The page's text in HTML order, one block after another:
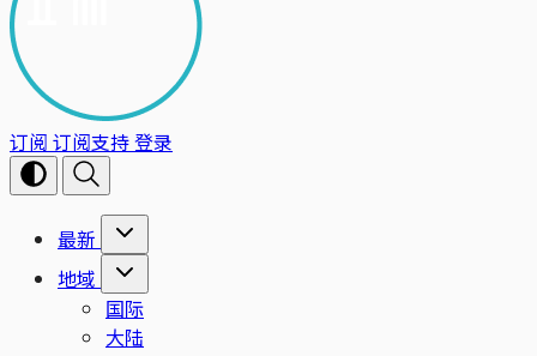
订阅 订阅支持登录
最新
地域
国际
大陆